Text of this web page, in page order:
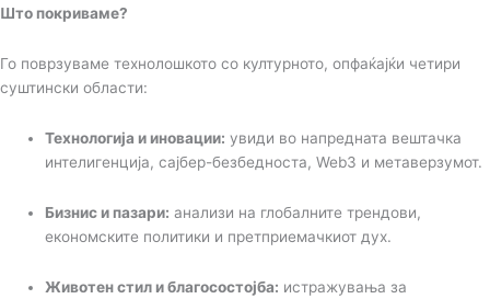
Што покриваме?
Го поврзуваме технолошкото со културното, опфаќајќи четири
суштински области:
Технологија и иновации: увиди во напредната вештачка
интелигенција, сајбер-безбедноста, Web3 и метаверзумот.
Бизнис и пазари: анализи на глобалните трендови,
економските политики и претприемачкиот дух.
Животен стил и благосостојба: истражувања за